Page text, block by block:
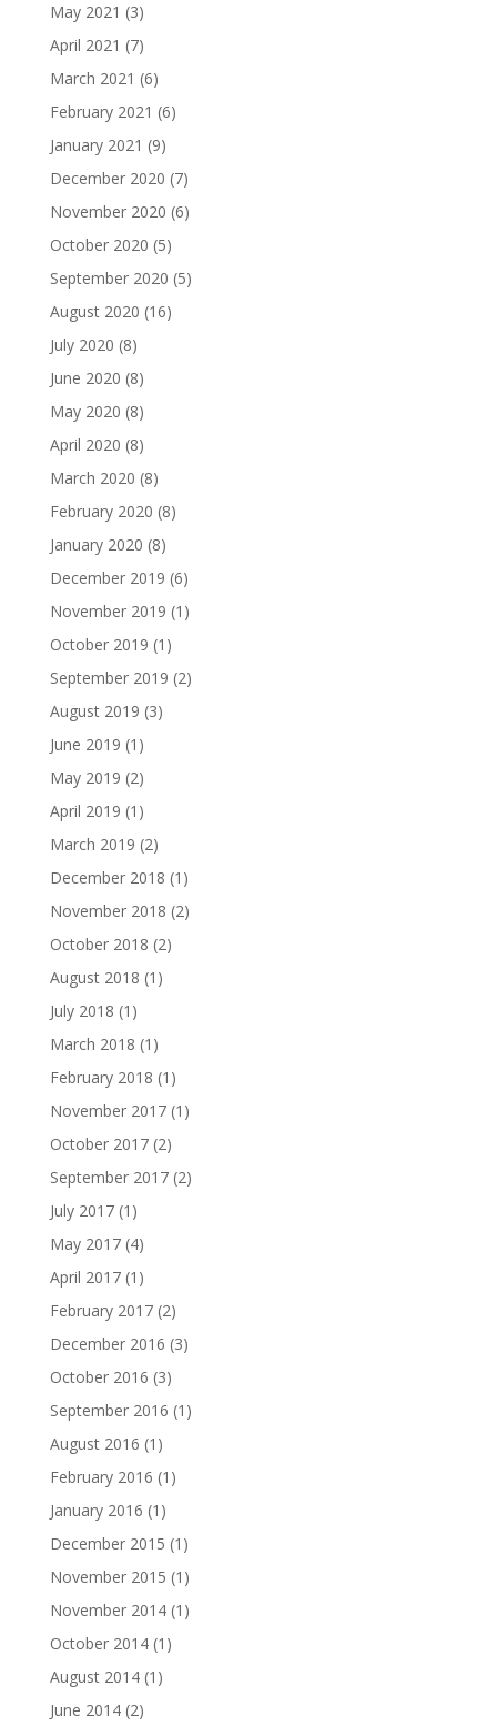
May 2021 (3)
April 2021 (7)
March 2021 (6)
February 2021 (6)
January 2021 (9)
December 2020 (7)
November 2020 (6)
October 2020 (5)
September 2020 (5)
August 2020 (16)
July 2020 (8)
June 2020 (8)
May 2020 (8)
April 2020 (8)
March 2020 (8)
February 2020 (8)
January 2020 (8)
December 2019 (6)
November 2019 (1)
October 2019 (1)
September 2019 (2)
August 2019 (3)
June 2019 (1)
May 2019 (2)
April 2019 (1)
March 2019 (2)
December 2018 (1)
November 2018 (2)
October 2018 (2)
August 2018 (1)
July 2018 (1)
March 2018 (1)
February 2018 (1)
November 2017(1)
October 2017(2)
September 2017(2)
July 2017(1)
May 2017(4)
April 2017(1)
February 2017(2)
December 2016 (3)
October 2016 (3)
September 2016 (1)
August 2016 (1)
February 2016 (1)
January 2016 (1)
December 2015 (1)
November 2015 (1)
November 2014(1)
October 2014(1)
August 2014(1)
June 2014(2)